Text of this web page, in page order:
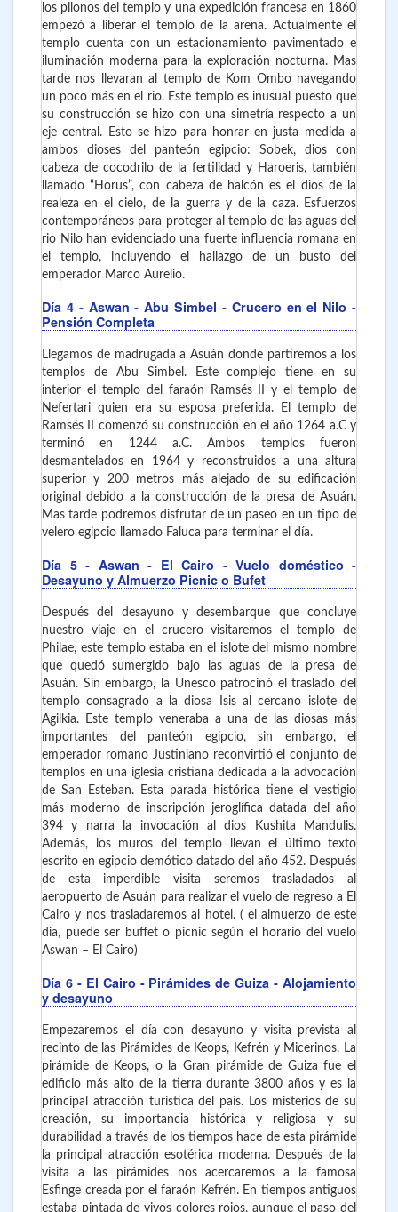
los pilonos del templo y una expedición francesa en 1860
empezó a liberar el templo de la arena. Actualmente el
templo cuenta con un estacionamiento pavimentado e
iluminación moderna para la exploración nocturna. Mas
tarde nos llevaran al templo de Kom Ombo navegando
un poco más en el rio. Este templo es inusual puesto que
su construcción se hizo con una simetría respecto a un
eje central. Esto se hizo para honrar en justa medida a
ambos dioses del panteón egipcio: Sobek, dios con
cabeza de cocodrilo de la fertilidad y Haroeris, también
llamado “Horus”, con cabeza de halcón es el dios de la
realeza en el cielo, de la guerra y de la caza. Esfuerzos
contemporáneos para proteger al templo de las aguas del
rio Nilo han evidenciado una fuerte influencia romana en
el templo, incluyendo el hallazgo de un busto del
emperador Marco Aurelio.
Día 4 - Aswan - Abu Simbel - Crucero en el Nilo -
Pensión Completa
Llegamos de madrugada a Asuán donde partiremos a los
templos de Abu Simbel. Este complejo tiene en su
interior el templo del faraón Ramsés II y el templo de
Nefertari quien era su esposa preferida. El templo de
Ramsés II comenzó su construcción en el año 1264 a.C y
terminó en 1244 a.C. Ambos templos fueron
desmantelados en 1964 y reconstruidos a una altura
superior y 200 metros más alejado de su edificación
original debido a la construcción de la presa de Asuán.
Mas tarde podremos disfrutar de un paseo en un tipo de
velero egipcio llamado Faluca para terminar el día.
Día 5 - Aswan - El Cairo - Vuelo doméstico -
Desayuno y Almuerzo Picnic o Bufet
Después del desayuno y desembarque que concluye
nuestro viaje en el crucero visitaremos el templo de
Philae, este templo estaba en el islote del mismo nombre
que quedó sumergido bajo las aguas de la presa de
Asuán. Sin embargo, la Unesco patrocinó el traslado del
templo consagrado a la diosa Isis al cercano islote de
Agilkia. Este templo veneraba a una de las diosas más
importantes del panteón egipcio, sin embargo, el
emperador romano Justiniano reconvirtió el conjunto de
templos en una iglesia cristiana dedicada a la advocación
de San Esteban. Esta parada histórica tiene el vestigio
más moderno de inscripción jeroglífica datada del año
394 y narra la invocación al dios Kushita Mandulis.
Además, los muros del templo llevan el último texto
escrito en egipcio demótico datado del año 452. Después
de esta imperdible visita seremos trasladados al
aeropuerto de Asuán para realizar el vuelo de regreso a El
Cairo y nos trasladaremos al hotel. ( el almuerzo de este
dia, puede ser buffet o picnic según el horario del vuelo
Aswan – El Cairo)
Día 6 - El Cairo - Pirámides de Guiza - Alojamiento
y desayuno
Empezaremos el día con desayuno y visita prevista al
recinto de las Pirámides de Keops, Kefrén y Micerinos. La
pirámide de Keops, o la Gran pirámide de Guiza fue el
edificio más alto de la tierra durante 3800 años y es la
principal atracción turística del país. Los misterios de su
creación, su importancia histórica y religiosa y su
durabilidad a través de los tiempos hace de esta pirámide
la principal atracción esotérica moderna. Después de la
visita a las pirámides nos acercaremos a la famosa
Esfinge creada por el faraón Kefrén. En tiempos antiguos
estaba pintada de vivos colores rojos, aunque el paso del